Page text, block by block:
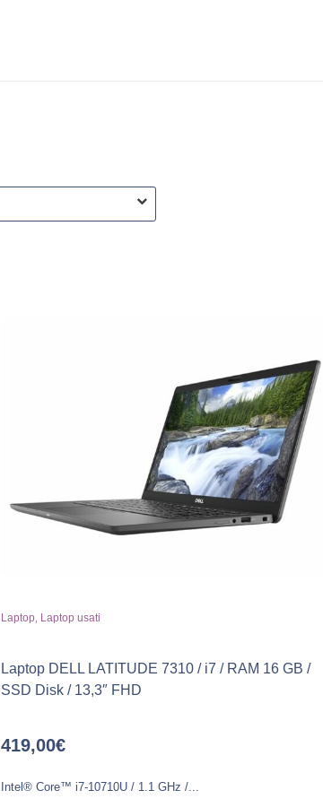
Laptop, Laptop usati
Laptop DELL LATITUDE 7310 / i7 / RAM 16 GB /
SSD Disk / 13,3″ FHD
419,00€
Intel® Core™ i7-10710U / 1.1 GHz /...